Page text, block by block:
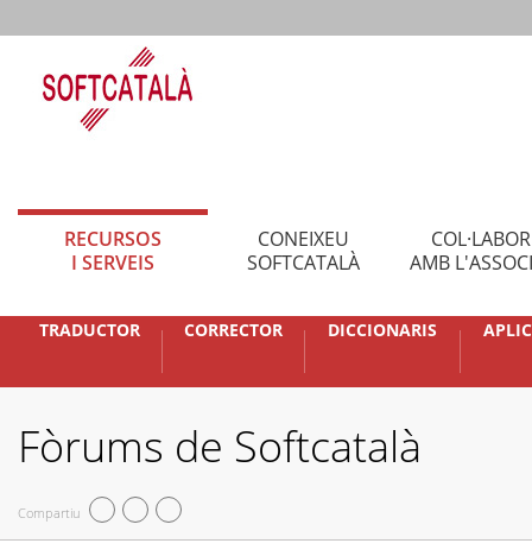
RECURSOS
I SERVEIS
CONEIXEU
SOFTCATALÀ
AMB
TRADUCTOR CORRECTOR DICCIONARIS
Fòrums de Softcatalà
Compartiu